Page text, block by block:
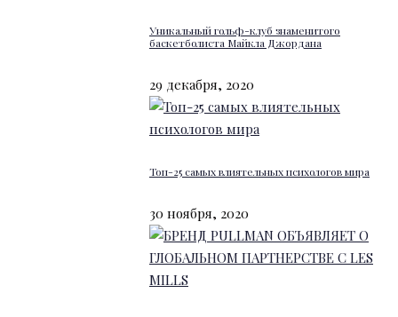
Уникальный гольф-клуб знаменитого
баскетболиста Майкла Джордана
29 декабря, 2020
Топ-25 самых влиятельных психологов мира
30 ноября, 2020